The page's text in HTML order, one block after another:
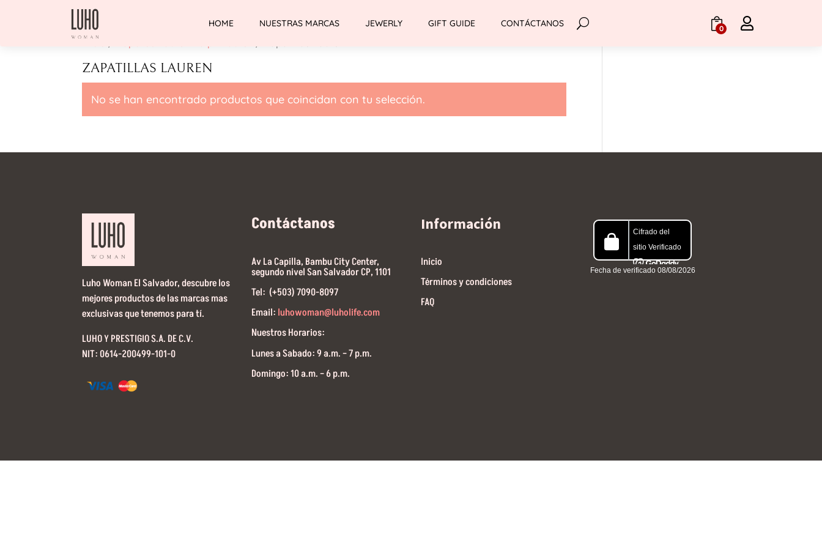
HOME NUESTRAS MARCAS JEWERLY GIFT GUIDE CONTÁCTANOS 0 
ZAPATILLAS LAUREN
No se han encontrado productos que coincidan con tu selección.
Luho Woman El Salvador, descubre los
mejores productos de las marcas mas
exclusivas que tenemos para tí.
LUHO Y PRESTIGIO S.A. DE C.V.
NIT: 0614-200499-101-0
Contáctanos
Av La Capilla, Bambu City Center,
segundo nivel San Salvador CP, 1101
Tel: (+503) 7090-8097
Email: luhowoman@luholife.com
Nuestros Horarios:
Lunes a Sabado: 9 a.m. – 7 p.m.
Domingo: 10 a.m. – 6 p.m.
Información
Inicio
Términos y condiciones
FAQ